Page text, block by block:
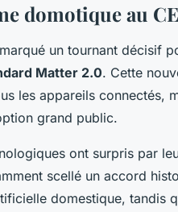
domotique au
un tournant décisif
Matter 2.0. Cette
les appareils connectés,
grand public.
ont surpris par
scellé un accord
domestique, tandis